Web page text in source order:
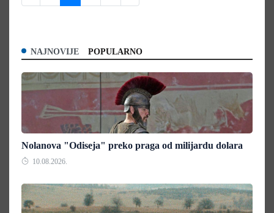
NAJNOVIJE POPULARNO
Nolanova "Odiseja" preko praga od milijardu dolara
10.08.2026.